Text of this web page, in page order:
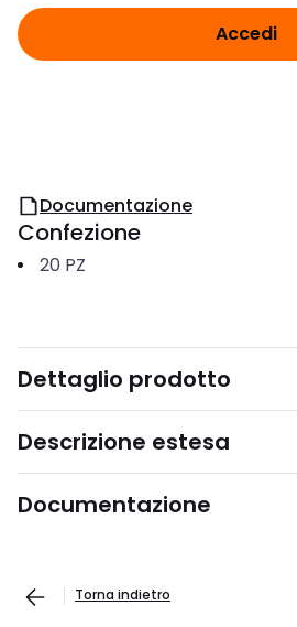
Accedi
Documentazione
Confezione
20 PZ
Dettaglio prodotto
Descrizione estesa
Documentazione
Torna indietro